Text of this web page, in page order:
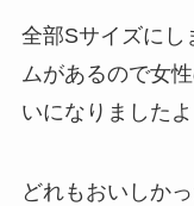
全部Sサイズにし
ムがあるので女
いになりましたよ
どれもおいしか